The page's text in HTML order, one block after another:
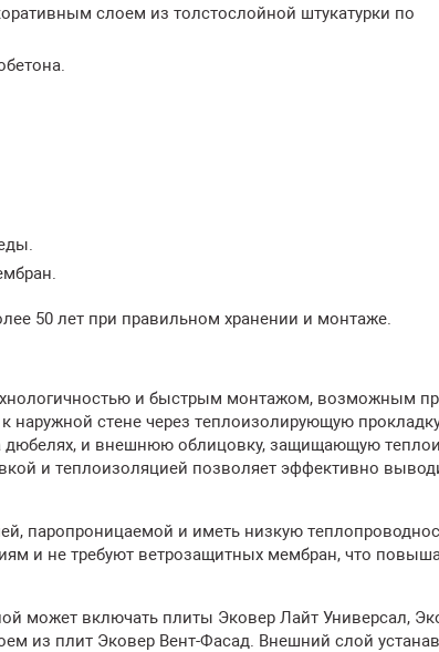
слоем из толстослойной штукатурки по
50 лет при правильном хранении и монтаже.
и быстрым монтажом, возможным
наружной стене через теплоизолирующую
дюбелях, и внешнюю облицовку, защищающую
и теплоизоляцией позволяет эффективно
паропроницаемой и иметь низкую
и не требуют ветрозащитных мембран, что
может включать плиты Эковер Лайт Универсал,
из плит Эковер Вент-Фасад. Внешний слой